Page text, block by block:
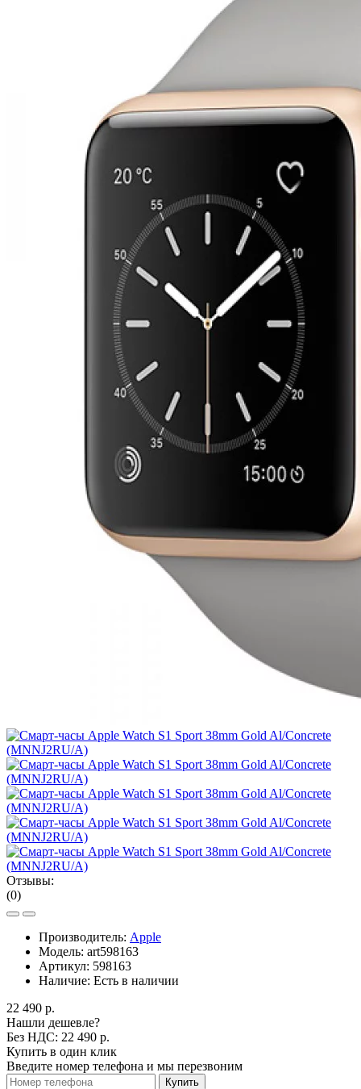
Отзывы:
(0)
Производитель: Apple
Модель: art598163
Артикул: 598163
Наличие: Есть в наличии
22 490 р.
Нашли дешевле?
Без НДС: 22 490 р.
Купить в один клик
Введите номер телефона и мы перезвоним
Купить